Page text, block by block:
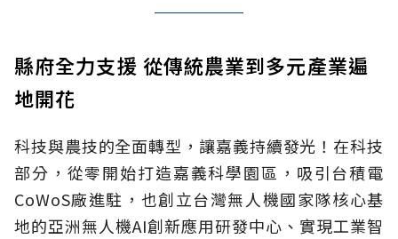
縣府全力支援 從傳統農業到多元產業遍
地開花
科技與農技的全面轉型，讓嘉義持續發光！在科技
部分，從零開始打造嘉義科學園區，吸引台積電
CoWoS廠進駐，也創立台灣無人機國家隊核心基
地的亞洲無人機AI創新應用研發中心、實現工業智